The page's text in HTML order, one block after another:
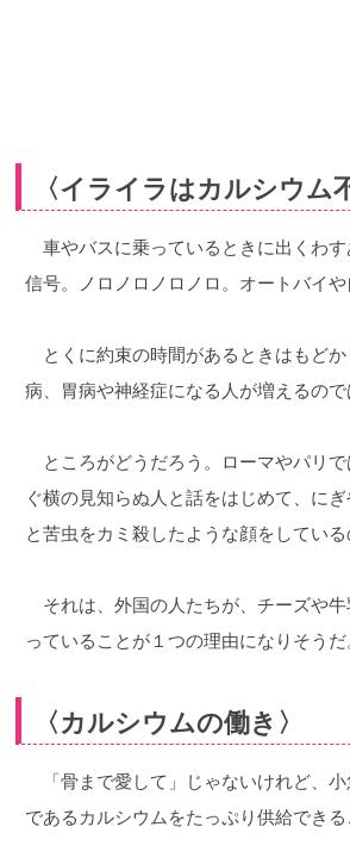
〈イライラはカルシウム
車やバスに乗っているときに出くわ
信号。ノロノロノロノロ。オートバイ
とくに約束の時間があるときはもど
病、胃病や神経症になる人が増えるの
ところがどうだろう。ローマやパリ
ぐ横の見知らぬ人と話をはじめて、に
と苦虫をカミ殺したような顔をしている
それは、外国の人たちが、チーズや
っていることが１つの理由になりそうだ
〈カルシウムの働き〉
「骨まで愛して」じゃないけれど、
であるカルシウムをたっぷり供給できる